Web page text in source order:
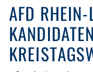
AFD